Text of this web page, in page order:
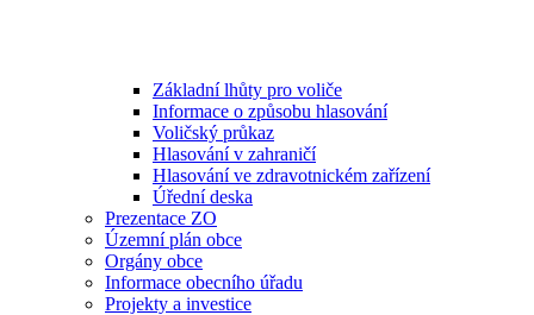
Základní lhůty pro voliče
Informace o způsobu hlasování
Voličský průkaz
Hlasování v zahraničí
Hlasování ve zdravotnickém zařízení
Úřední deska
Prezentace ZO
Územní plán obce
Orgány obce
Informace obecního úřadu
Projekty a investice